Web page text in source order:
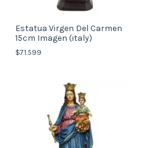
Estatua Virgen Del Carmen
15cm Imagen (italy)
$71.599